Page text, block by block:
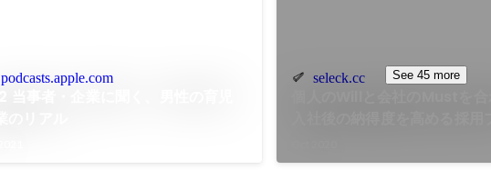
podcasts.apple.com seleck.cc See 45 more